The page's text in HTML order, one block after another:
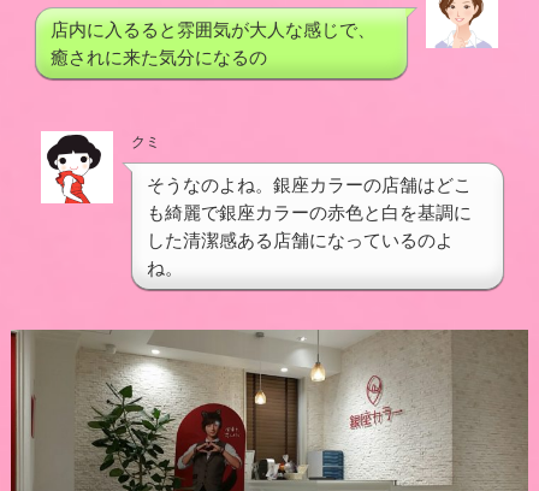
店内に入るると雰囲気が大人な感じで、
癒されに来た気分になるの
クミ
そうなのよね。銀座カラーの店舗はどこ
も綺麗で銀座カラーの赤色と白を基調に
した清潔感ある店舗になっているのよ
ね。